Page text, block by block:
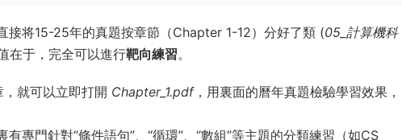
接将15-25年的真題按章節（Chapter 1-12）分好了類 (05_計算機科
在于，完全可以進行靶向練習。
，就可以立即打開 Chapter_1.pdf，用裏面的曆年真題檢驗學習效果，
有專門針對“條件語句”、“循環”、“數組”等主題的分類練習（如CS